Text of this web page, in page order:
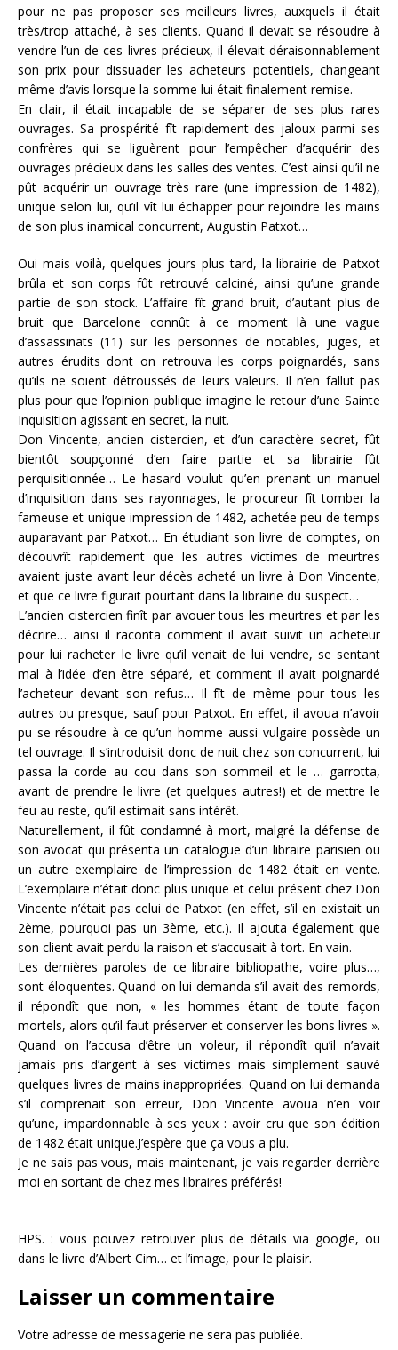
pour ne pas proposer ses meilleurs livres, auxquels il était
très/trop attaché, à ses clients. Quand il devait se résoudre à
vendre l’un de ces livres précieux, il élevait déraisonnablement
son prix pour dissuader les acheteurs potentiels, changeant
même d’avis lorsque la somme lui était finalement remise.
En clair, il était incapable de se séparer de ses plus rares
ouvrages. Sa prospérité fît rapidement des jaloux parmi ses
confrères qui se liguèrent pour l’empêcher d’acquérir des
ouvrages précieux dans les salles des ventes. C’est ainsi qu’il ne
pût acquérir un ouvrage très rare (une impression de 1482),
unique selon lui, qu’il vît lui échapper pour rejoindre les mains
de son plus inamical concurrent, Augustin Patxot…
Oui mais voilà, quelques jours plus tard, la librairie de Patxot
brûla et son corps fût retrouvé calciné, ainsi qu’une grande
partie de son stock. L’affaire fît grand bruit, d’autant plus de
bruit que Barcelone connût à ce moment là une vague
d’assassinats (11) sur les personnes de notables, juges, et
autres érudits dont on retrouva les corps poignardés, sans
qu’ils ne soient détroussés de leurs valeurs. Il n’en fallut pas
plus pour que l’opinion publique imagine le retour d’une Sainte
Inquisition agissant en secret, la nuit.
Don Vincente, ancien cistercien, et d’un caractère secret, fût
bientôt soupçonné d’en faire partie et sa librairie fût
perquisitionnée… Le hasard voulut qu’en prenant un manuel
d’inquisition dans ses rayonnages, le procureur fît tomber la
fameuse et unique impression de 1482, achetée peu de temps
auparavant par Patxot… En étudiant son livre de comptes, on
découvrît rapidement que les autres victimes de meurtres
avaient juste avant leur décès acheté un livre à Don Vincente,
et que ce livre figurait pourtant dans la librairie du suspect…
L’ancien cistercien finît par avouer tous les meurtres et par les
décrire… ainsi il raconta comment il avait suivit un acheteur
pour lui racheter le livre qu’il venait de lui vendre, se sentant
mal à l’idée d’en être séparé, et comment il avait poignardé
l’acheteur devant son refus… Il fît de même pour tous les
autres ou presque, sauf pour Patxot. En effet, il avoua n’avoir
pu se résoudre à ce qu’un homme aussi vulgaire possède un
tel ouvrage. Il s’introduisit donc de nuit chez son concurrent, lui
passa la corde au cou dans son sommeil et le … garrotta,
avant de prendre le livre (et quelques autres!) et de mettre le
feu au reste, qu’il estimait sans intérêt.
Naturellement, il fût condamné à mort, malgré la défense de
son avocat qui présenta un catalogue d’un libraire parisien ou
un autre exemplaire de l’impression de 1482 était en vente.
L’exemplaire n’était donc plus unique et celui présent chez Don
Vincente n’était pas celui de Patxot (en effet, s’il en existait un
2ème, pourquoi pas un 3ème, etc.). Il ajouta également que
son client avait perdu la raison et s’accusait à tort. En vain.
Les dernières paroles de ce libraire bibliopathe, voire plus…,
sont éloquentes. Quand on lui demanda s’il avait des remords,
il répondît que non, « les hommes étant de toute façon
mortels, alors qu’il faut préserver et conserver les bons livres ».
Quand on l’accusa d’être un voleur, il répondît qu’il n’avait
jamais pris d’argent à ses victimes mais simplement sauvé
quelques livres de mains inappropriées. Quand on lui demanda
s’il comprenait son erreur, Don Vincente avoua n’en voir
qu’une, impardonnable à ses yeux : avoir cru que son édition
de 1482 était unique.J’espère que ça vous a plu.
Je ne sais pas vous, mais maintenant, je vais regarder derrière
moi en sortant de chez mes libraires préférés!
HPS. : vous pouvez retrouver plus de détails via google, ou
dans le livre d’Albert Cim… et l’image, pour le plaisir.
Laisser un commentaire
Votre adresse de messagerie ne sera pas publiée.